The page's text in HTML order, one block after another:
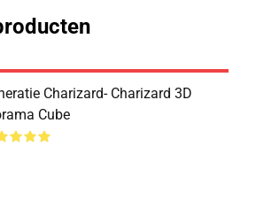
Charizard- Charizard 3D
Cube